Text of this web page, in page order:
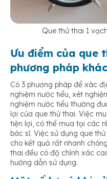
Que thử thai 1
Ưu điểm của que
phương pháp khác
Có 3 phương pháp để xác
nghiệm nước tiểu, xét
nghiệm nước tiểu thường
lợi của que thử thai. Việc
tiện lợi, có thể mua tại các
bác sĩ. Việc sử dụng que
cho kết quả rất nhanh
thai đều có độ chính xác
hướng dẫn sử dụng.